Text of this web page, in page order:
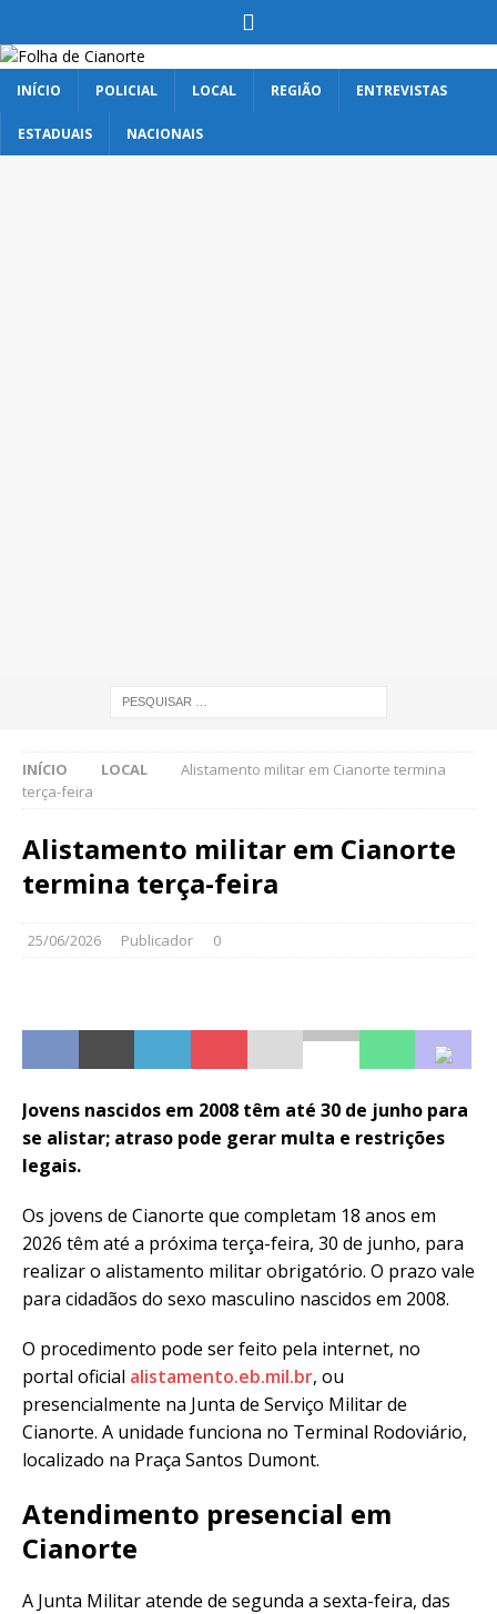
INÍCIO POLICIAL LOCAL REGIÃO ENTREVISTAS
ESTADUAIS NACIONAIS
INÍCIO LOCAL
Alistamento militar em Cianorte termina
terça-feira
Alistamento militar em Cianorte
termina terça-feira
25/06/2026 Publicador 0
Jovens nascidos em 2008 têm até 30 de junho para
se alistar; atraso pode gerar multa e restrições
legais.
Os jovens de Cianorte que completam 18 anos em
2026 têm até a próxima terça-feira, 30 de junho, para
realizar o alistamento militar obrigatório. O prazo vale
para cidadãos do sexo masculino nascidos em 2008.
O procedimento pode ser feito pela internet, no
portal oficial alistamento.eb.mil.br, ou
presencialmente na Junta de Serviço Militar de
Cianorte. A unidade funciona no Terminal Rodoviário,
localizado na Praça Santos Dumont.
Atendimento presencial em
Cianorte
A Junta Militar atende de segunda a sexta-feira, das